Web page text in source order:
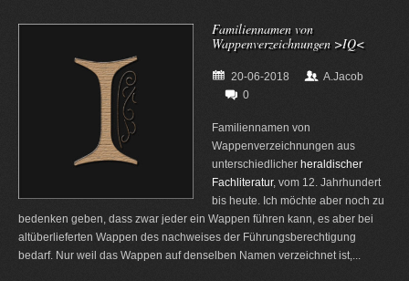
Familiennamen von
Wappenverzeichnungen >IQ<
20-06-2018
A.Jacob
0
Familiennamen von
Wappenverzeichnungen aus
unterschiedlicher heraldischer
Fachliteratur, vom 12. Jahrhundert
bis heute. Ich möchte aber noch zu
bedenken geben, dass zwar jeder ein Wappen führen kann, es aber bei
altüberlieferten Wappen des nachweises der Führungsberechtigung
bedarf. Nur weil das Wappen auf denselben Namen verzeichnet ist,...